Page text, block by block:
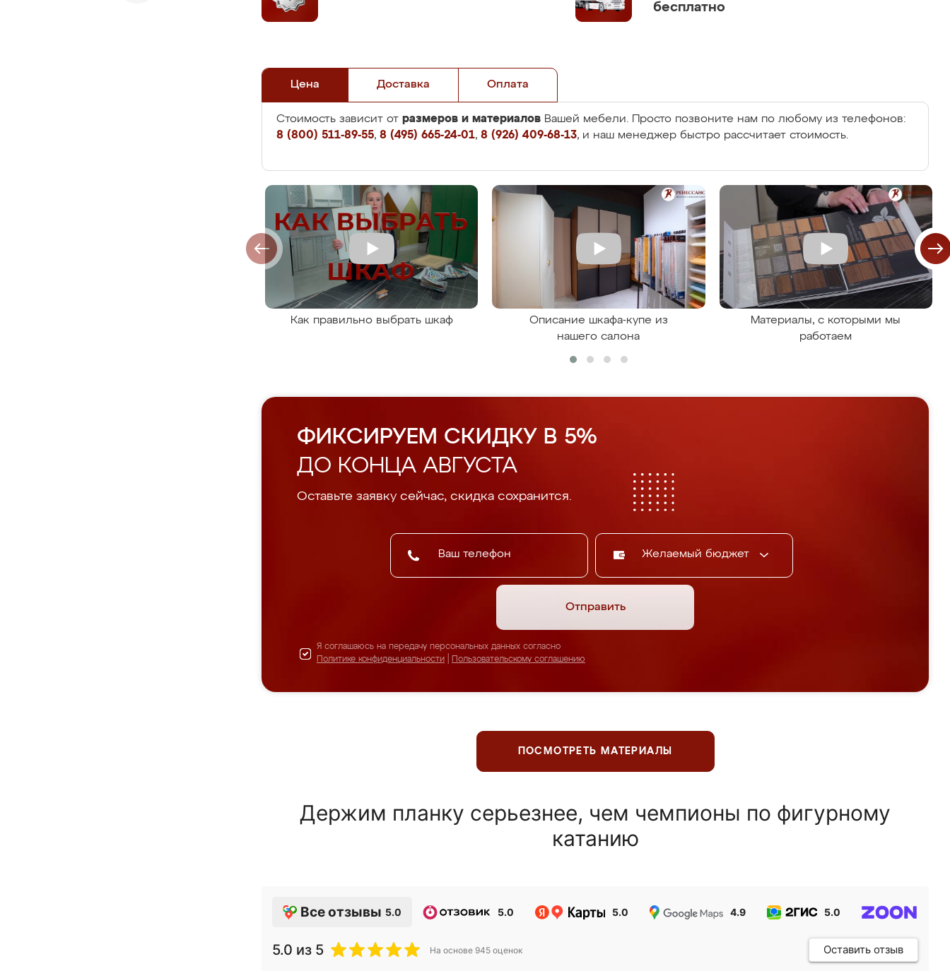
бесплатно
Цена Доставка Оплата
Стоимость зависит от размеров и материалов Вашей мебели. Просто позвоните нам по любому из телефонов:
8 (800) 511-89-55, 8 (495) 665-24-01, 8 (926) 409-68-13, и наш менеджер быстро рассчитает стоимость.
Как правильно выбрать шкаф
Описание шкафа-купе из
нашего салона
Материалы, с которыми мы
работаем
ФИКСИРУЕМ СКИДКУ В 5%
ДО КОНЦА АВГУСТА
Оставьте заявку сейчас, скидка сохранится.
Желаемый бюджет
Отправить
Я соглашаюсь на передачу персональных данных согласно
Политике конфиденциальности
Пользовательскому соглашению
ПОСМОТРЕТЬ МАТЕРИАЛЫ
Держим планку серьезнее, чем чемпионы по фигурному
катанию
Все отзывы 5.0 5.0 5.0 4.9 5.0
5.0 из 5 На основе 945 оценок Оставить отзыв